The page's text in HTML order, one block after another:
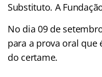
Substituto. A
No dia 09 de
para a prova oral que
do certame.